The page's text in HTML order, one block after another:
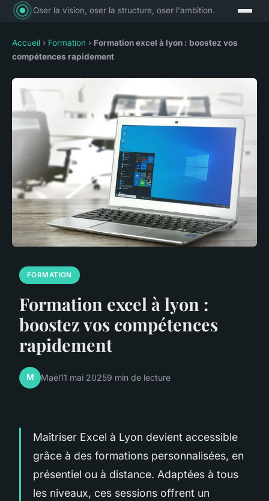
Oser la vision, oser la structure, oser l'ambition.
Accueil › Formation › Formation excel à lyon : boostez vos
compétences rapidement
FORMATION
Formation excel à lyon :
boostez vos compétences
rapidement
M Maël11 mai 20259 min de lecture
Maîtriser Excel à Lyon devient accessible
grâce à des formations personnalisées, en
présentiel ou à distance. Adaptées à tous
les niveaux, ces sessions offrent un